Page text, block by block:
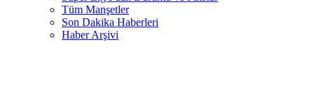
Tüm Manşetler
Son Dakika Haberleri
Haber Arşivi